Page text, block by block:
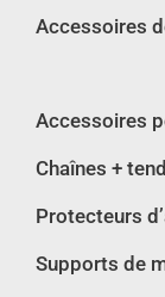
Accessoires
Accessoires
Chaînes +
Protecteurs
Supports de